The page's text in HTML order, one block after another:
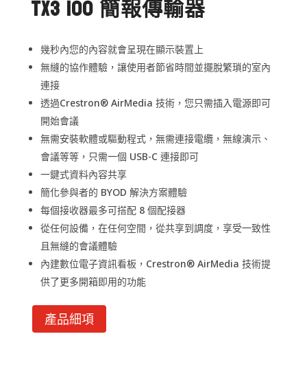
TX3 100 簡報傳輸器
幾秒內您的內容就會呈現在顯示裝置上
無縫的協作體驗，讓使用者節省時間並擺脫繁瑣的室內
連接
透過Crestron® AirMedia 技術，您只需插入電源即可
開始會議
無需安裝軟體或驅動程式，無需連接電纜，無線演示、
會議等等，只需一個 USB-C 連接即可
一鍵式資料內容共享
簡化參與者的 BYOD 解決方案體驗
每個接收器最多可搭配 8 個配接器
從任何設備，在任何空間，從共享到調度，享受一致性
且無縫的會議體驗
內建數位電子資訊看板，Crestron® AirMedia 技術提
供了更多開箱即用的功能
產品細項